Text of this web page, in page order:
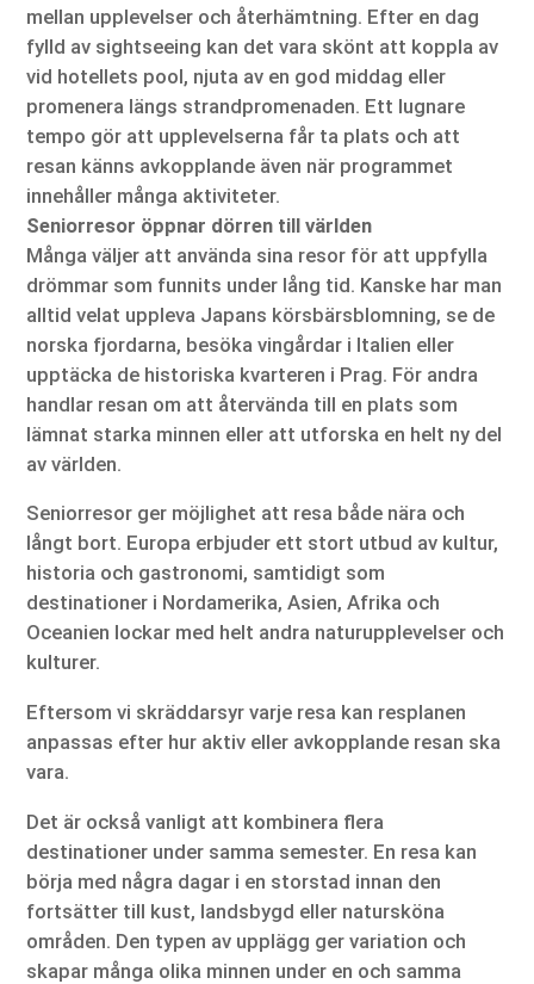
mellan upplevelser och återhämtning. Efter en dag
fylld av sightseeing kan det vara skönt att koppla av
vid hotellets pool, njuta av en god middag eller
promenera längs strandpromenaden. Ett lugnare
tempo gör att upplevelserna får ta plats och att
resan känns avkopplande även när programmet
innehåller många aktiviteter.
Seniorresor öppnar dörren till världen
Många väljer att använda sina resor för att uppfylla
drömmar som funnits under lång tid. Kanske har man
alltid velat uppleva Japans körsbärsblomning, se de
norska fjordarna, besöka vingårdar i Italien eller
upptäcka de historiska kvarteren i Prag. För andra
handlar resan om att återvända till en plats som
lämnat starka minnen eller att utforska en helt ny del
av världen.
Seniorresor ger möjlighet att resa både nära och
långt bort. Europa erbjuder ett stort utbud av kultur,
historia och gastronomi, samtidigt som
destinationer i Nordamerika, Asien, Afrika och
Oceanien lockar med helt andra naturupplevelser och
kulturer.
Eftersom vi skräddarsyr varje resa kan resplanen
anpassas efter hur aktiv eller avkopplande resan ska
vara.
Det är också vanligt att kombinera flera
destinationer under samma semester. En resa kan
börja med några dagar i en storstad innan den
fortsätter till kust, landsbygd eller natursköna
områden. Den typen av upplägg ger variation och
skapar många olika minnen under en och samma